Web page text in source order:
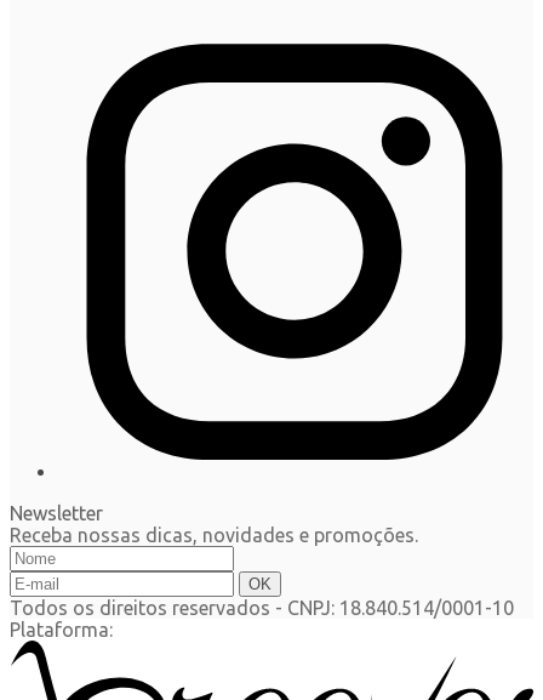
Newsletter
Receba nossas dicas, novidades e promoções.
Todos os direitos reservados - CNPJ: 18.840.514/0001-10
Plataforma: